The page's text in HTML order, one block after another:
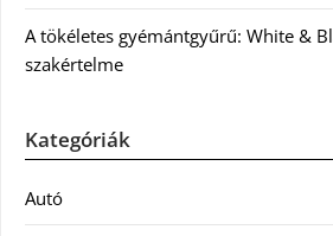
A tökéletes gyémántgyűrű: White &
szakértelme
Kategóriák
Autó